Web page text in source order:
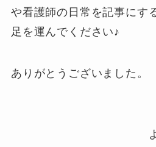
や看護師の日常を記事にす
足を運んでください♪
ありがとうございました。
よんく